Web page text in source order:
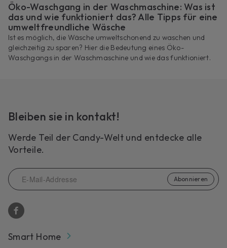
Öko-Waschgang in der Waschmaschine: Was ist
das und wie funktioniert das? Alle Tipps für eine
umweltfreundliche Wäsche
Ist es möglich, die Wäsche umweltschonend zu waschen und
gleichzeitig zu sparen? Hier die Bedeutung eines Öko-
Waschgangs in der Waschmaschine und wie das funktioniert.
Bleiben sie in kontakt!
Werde Teil der Candy-Welt und entdecke alle
Vorteile.
Abonnieren
Smart Home